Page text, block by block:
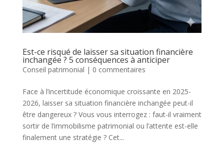
Est-ce risqué de laisser sa situation financière
inchangée ? 5 conséquences à anticiper
Conseil patrimonial | 0 commentaires
Face à l’incertitude économique croissante en 2025-
2026, laisser sa situation financière inchangée peut-il
être dangereux ? Vous vous interrogez : faut-il vraiment
sortir de l’immobilisme patrimonial ou l’attente est-elle
finalement une stratégie ? Cet...